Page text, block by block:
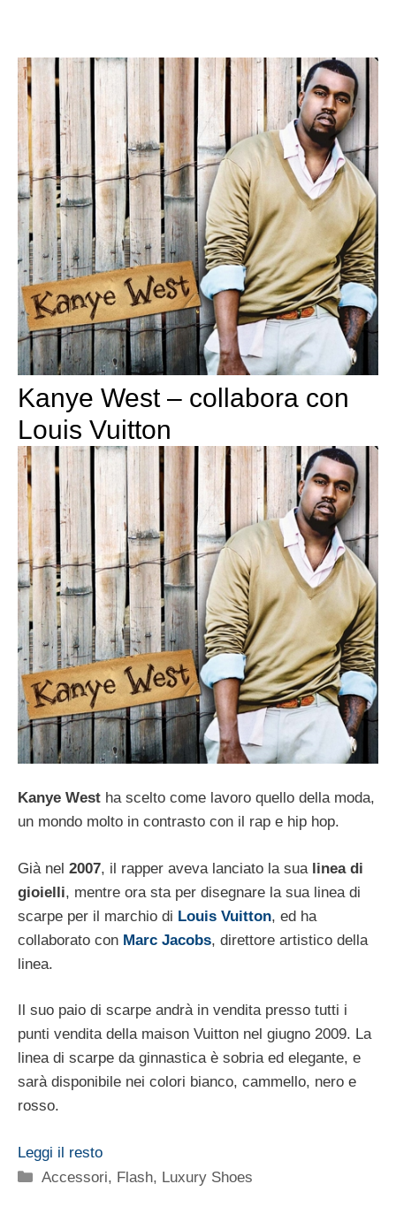
Kanye West – collabora con
Louis Vuitton
Kanye West ha scelto come lavoro quello della moda,
un mondo molto in contrasto con il rap e hip hop.
Già nel 2007, il rapper aveva lanciato la sua linea di
gioielli, mentre ora sta per disegnare la sua linea di
scarpe per il marchio di Louis Vuitton, ed ha
collaborato con Marc Jacobs, direttore artistico della
linea.
Il suo paio di scarpe andrà in vendita presso tutti i
punti vendita della maison Vuitton nel giugno 2009. La
linea di scarpe da ginnastica è sobria ed elegante, e
sarà disponibile nei colori bianco, cammello, nero e
rosso.
Leggi il resto
Categorie
Accessori, Flash, Luxury Shoes